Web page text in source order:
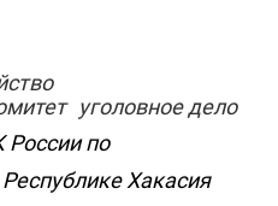
уголовное дело
России по
Хакасия